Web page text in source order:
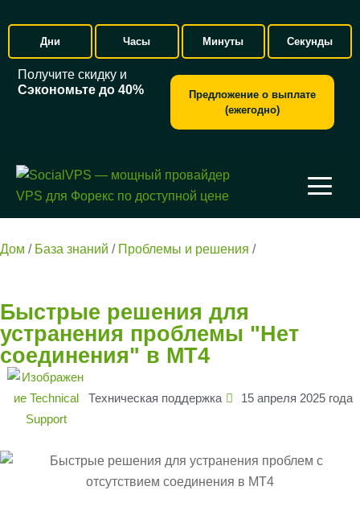
Дни Часы Минуты Секунды
Получите скидку и
Сэкономьте до 40%
Предложение о выплате
(ежегодно)
Дом / База знаний / Проблемы и решения /Быстрые
Быстрые решения для
устранения проблемы "Нет
соединения" в MT4
Техническая поддержка 15 апреля 2025 года